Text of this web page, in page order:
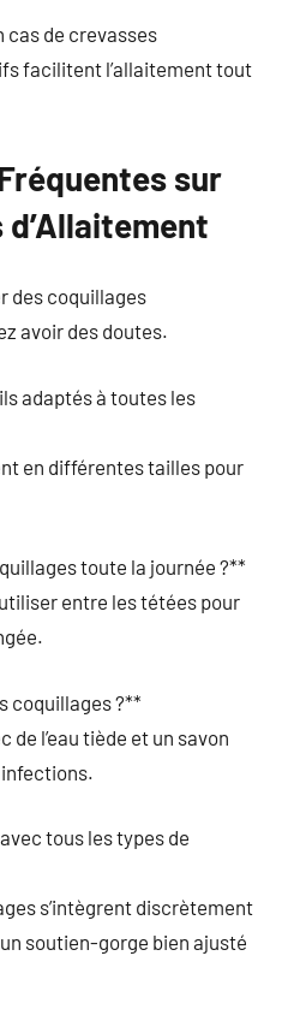
cas de crevasses
facilitent l’allaitement tout
sur
des coquillages
avoir des doutes.
adaptés à toutes les
en différentes tailles pour
toute la journée ?**
entre les tétées pour
coquillages ?**
l’eau tiède et un savon
tous les types de
s’intègrent discrètement
soutien-gorge bien ajusté